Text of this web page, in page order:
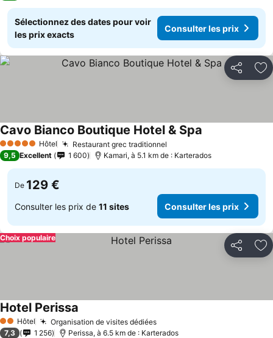
Sélectionnez des dates pour voir
les prix exacts
Consulter les prix
Partager
5 Étoiles Hôtel Restaurant grec traditionnel
Cavo Bianco Boutique Hotel & Spa
9,5 Excellent 1 600 Kamari, à 5.1 km de : Karterados
De 129 €
Consulter les prix de 11 sites Consulter les prix
Partager
Choix populaire
2 Étoiles
Hôtel Organisation de visites dédiées
Hotel Perissa
7,3 1 256 Perissa, à 6.5 km de : Karterados